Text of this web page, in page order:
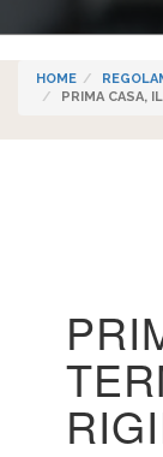
HOME
PRIMA CASA,